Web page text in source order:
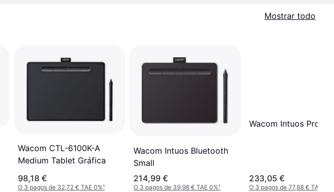
Mostrar todo
Wacom CTL-6100K-A
Medium Tablet Gráfica
98,18 €
O 3 pagos de 32,72 € TAE 0%¹
Wacom Intuos Bluetooth
Small
214,99 €
O 3 pagos de 39,98 € TAE 0%¹
Wacom Intuos Pro S
233,05 €
O 3 pagos de 77,68 € TAE 0%